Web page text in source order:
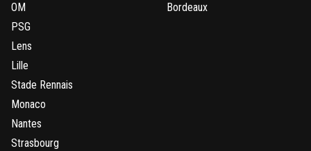
OM
PSG
Lens
Lille
Stade Rennais
Monaco
Nantes
Strasbourg
Bordeaux